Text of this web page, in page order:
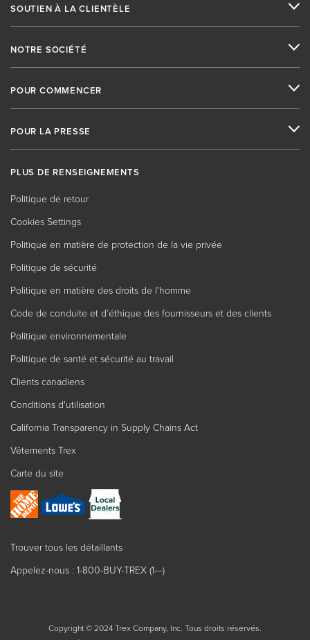
SOUTIEN À LA CLIENTÈLE
NOTRE SOCIÉTÉ
POUR COMMENCER
POUR LA PRESSE
PLUS DE RENSEIGNEMENTS
Politique de retour
Cookies Settings
Politique en matière de protection de la vie privée
Politique de sécurité
Politique en matière des droits de l'homme
Code de conduite et d’éthique des fournisseurs et des clients
Politique environnementale
Politique de santé et sécurité au travail
Clients canadiens
Conditions d'utilisation
California Transparency in Supply Chains Act
Vêtements Trex
Carte du site
Trouver tous les détaillants
Appelez-nous : 1-800-BUY-TREX (1---)
Copyright © 2024 Trex Company, Inc. Tous droits réservés.